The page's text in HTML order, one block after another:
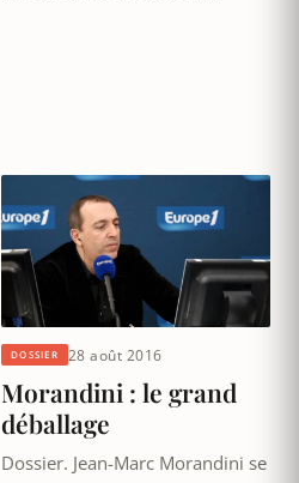
DOSSIER 28 août 2016
Morandini : le grand
déballage
Dossier. Jean-Marc Morandini se